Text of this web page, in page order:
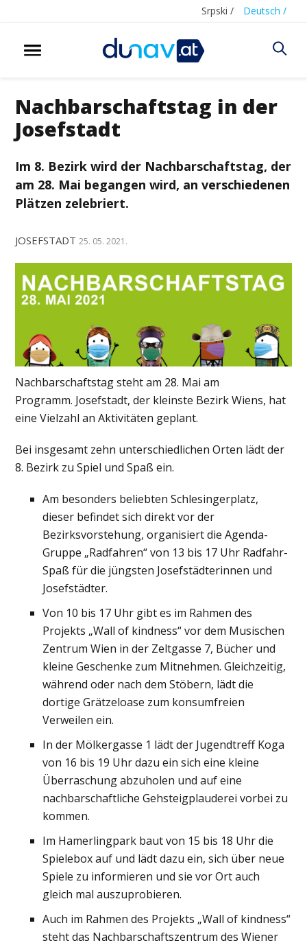
Srpski / Deutsch /
Nachbarschaftstag in der
Josefstadt
Im 8. Bezirk wird der Nachbarschaftstag, der
am 28. Mai begangen wird, an verschiedenen
Plätzen zelebriert.
JOSEFSTADT 25. 05. 2021.
Nachbarschaftstag steht am 28. Mai am
Programm. Josefstadt, der kleinste Bezirk Wiens, hat
eine Vielzahl an Aktivitäten geplant.
Bei insgesamt zehn unterschiedlichen Orten lädt der
8. Bezirk zu Spiel und Spaß ein.
Am besonders beliebten Schlesingerplatz,
dieser befindet sich direkt vor der
Bezirksvorstehung, organisiert die Agenda-
Gruppe „Radfahren“ von 13 bis 17 Uhr Radfahr-
Spaß für die jüngsten Josefstädterinnen und
Josefstädter.
Von 10 bis 17 Uhr gibt es im Rahmen des
Projekts „Wall of kindness“ vor dem Musischen
Zentrum Wien in der Zeltgasse 7, Bücher und
kleine Geschenke zum Mitnehmen. Gleichzeitig,
während oder nach dem Stöbern, lädt die
dortige Grätzeloase zum konsumfreien
Verweilen ein.
In der Mölkergasse 1 lädt der Jugendtreff Koga
von 16 bis 19 Uhr dazu ein sich eine kleine
Überraschung abzuholen und auf eine
nachbarschaftliche Gehsteigplauderei vorbei zu
kommen.
Im Hamerlingpark baut von 15 bis 18 Uhr die
Spielebox auf und lädt dazu ein, sich über neue
Spiele zu informieren und sie vor Ort auch
gleich mal auszuprobieren.
Auch im Rahmen des Projekts „Wall of kindness“
steht das Nachbarschaftszentrum des Wiener